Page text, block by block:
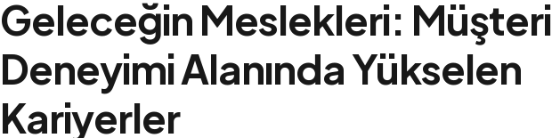
Geleceğin Meslekleri: Müşteri
Deneyimi Alanında Yükselen
Kariyerler